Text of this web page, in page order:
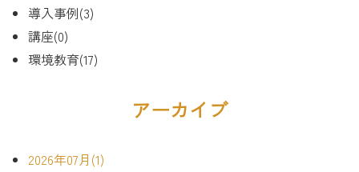
導入事例(3)
講座(0)
環境教育(17)
アーカイブ
2026年07月(1)